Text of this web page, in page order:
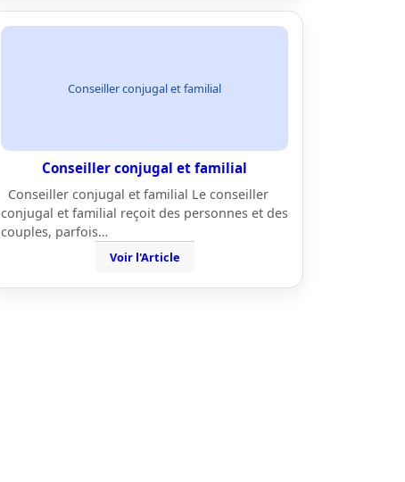
Conseiller conjugal et familial
Conseiller conjugal et familial
Conseiller conjugal et familial Le conseiller
conjugal et familial reçoit des personnes et des
couples, parfois…
Voir l'Article